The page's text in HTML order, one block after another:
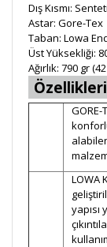
Dış Kısmı:
Astar: Gore-Tex
Taban: Lowa
Üst Yüksekliği:
Ağırlık: 790 gr
LOWA